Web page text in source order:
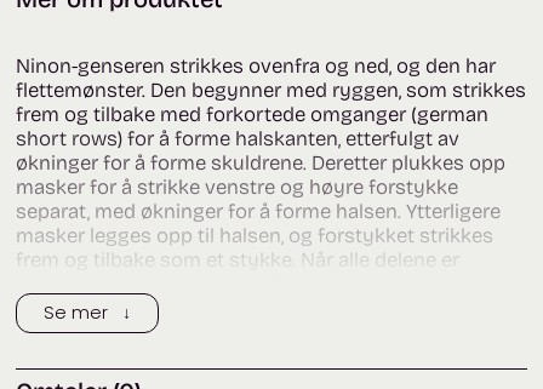
pinnestørrelse:
Passer til:
Dame
Merke:
Moreca Knit
Tags:
filcolana,filcolana peruvian,
genser ,moreca knit,Strikket
genser,strukturstrikk
Kategorier:
Dame,Garnpakker, Gensere,
Ninon-genseren strikkes ovenfra og ned, og den har
flettemønster. Den begynner med ryggen, som strikkes
frem og tilbake med forkortede omganger (german
short rows) for å forme halskanten, etterfulgt av
økninger for å forme skuldrene. Deretter plukkes opp
masker for å strikke venstre og høyre forstykke
separat, med økninger for å forme halsen. Ytterligere
masker legges opp til halsen, og forstykket strikkes
frem og tilbake som et stykke. Når alle delene er
settes sammen for å strikke rundt herfra. Genseren har
en 2×2 vrangbord som brettes og festes. Til slutt
ermene rundt.
Se mer ↓